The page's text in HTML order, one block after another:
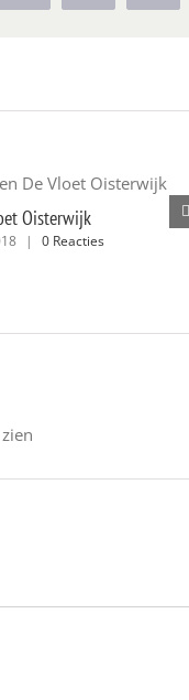
Oisterwijk
| 0 Reacties